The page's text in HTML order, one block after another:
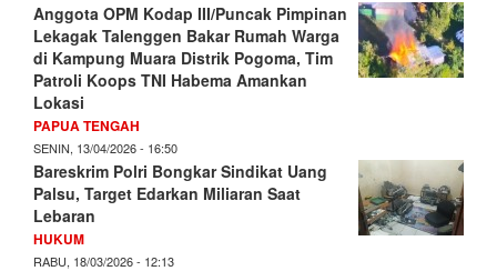
Anggota OPM Kodap III/Puncak Pimpinan
Lekagak Talenggen Bakar Rumah Warga
di Kampung Muara Distrik Pogoma, Tim
Patroli Koops TNI Habema Amankan
Lokasi
PAPUA TENGAH
SENIN, 13/04/2026 - 16:50
Bareskrim Polri Bongkar Sindikat Uang
Palsu, Target Edarkan Miliaran Saat
Lebaran
HUKUM
RABU, 18/03/2026 - 12:13